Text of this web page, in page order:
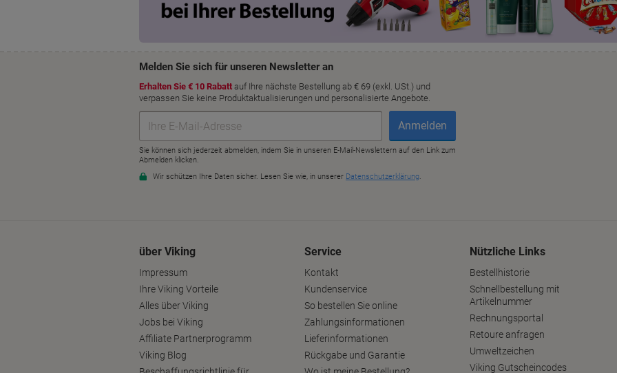
über Viking
Impressum
Ihre Viking Vorteile
Alles über Viking
Jobs bei Viking
Affiliate Partnerprogramm
Viking Blog
Service
Kontakt
Kundenservice
So bestellen Sie online
Zahlungsinformationen
Lieferinformationen
Rückgabe und Garantie
Nützliche Links
Bestellhistorie
Schnellbestellung mit
Artikelnummer
Rechnungsportal
Retoure anfragen
Umweltzeichen
Viking Gutscheincodes